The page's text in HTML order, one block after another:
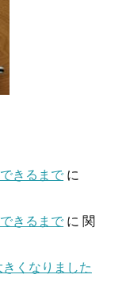
きるまで に
きるまで に 関
くなりました